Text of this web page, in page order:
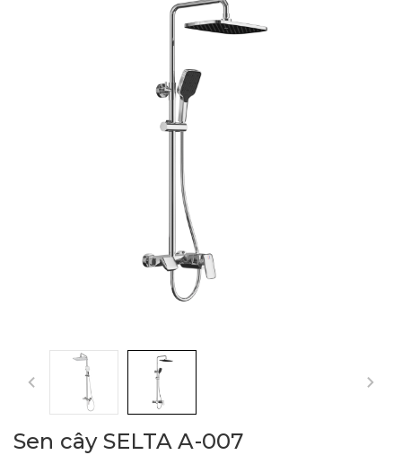
Sen cây SELTA A-007